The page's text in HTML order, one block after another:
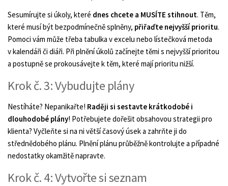
Sesumírujte si úkoly, které dnes chcete a MUSÍTE stihnout. Těm,
které musí být bezpodmínečně splněny, přiřaďte nejvyšší prioritu.
Pomoci vám může třeba tabulka v excelu nebo lístečková metoda
v kalendáři či diáři. Při plnění úkolů začínejte těmi s nejvyšší prioritou
a postupně se prokousávejte k těm, které mají prioritu nižší.
Krok č. 3: Vybudujte plány
Nestíháte? Nepanikařte! Raději si sestavte krátkodobé i
dlouhodobé plány! Potřebujete dořešit obsahovou strategii pro
klienta? Vyčleňte si na ni větší časový úsek a zahrňte ji do
střednědobého plánu. Plnění plánu průběžně kontrolujte a případné
nedostatky okamžitě napravte.
Krok č. 4: Vytvořte si seznam